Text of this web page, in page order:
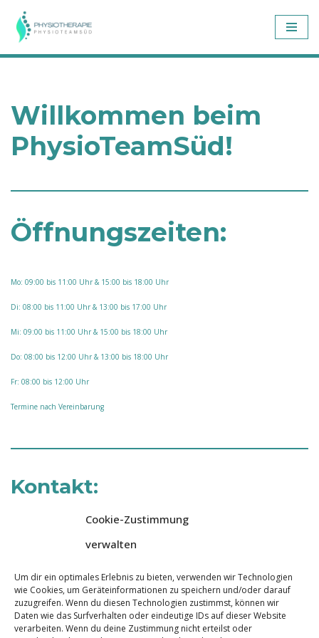
Cookie-Zustimmung
verwalten
Um dir ein optimales Erlebnis zu bieten, verwenden wir Technologien
wie Cookies, um Geräteinformationen zu speichern und/oder darauf
zuzugreifen. Wenn du diesen Technologien zustimmst, können wir
Daten wie das Surfverhalten oder eindeutige IDs auf dieser Website
verarbeiten. Wenn du deine Zustimmung nicht erteilst oder
Zum
Willkommen beim
PhysioTeamSüd!
Öffnungszeiten:
Mo: 09:00 bis 11:00 Uhr & 15:00 bis 18:00 Uhr
Di: 08:00 bis 11:00 Uhr & 13:00 bis 17:00 Uhr
Mi: 09:00 bis 11:00 Uhr & 15:00 bis 18:00 Uhr
Do: 08:00 bis 12:00 Uhr & 13:00 bis 18:00 Uhr
Fr: 08:00 bis 12:00 Uhr
Termine nach Vereinbarung
Kontakt:
Tel: 02236 96 36 36
Fax: 02236 96 36 26
eMail: team@physioteamsued.de